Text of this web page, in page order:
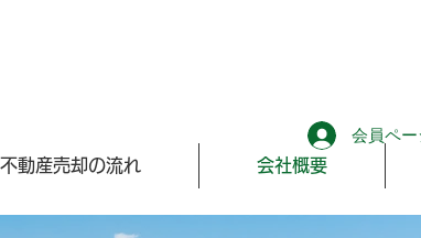
会員ペー
不動産売却の流れ 会社概要